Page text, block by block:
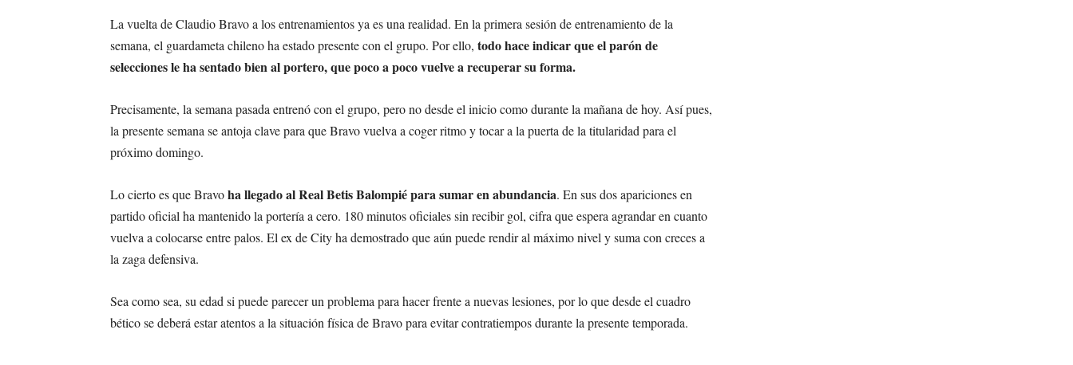
La vuelta de Claudio Bravo a los entrenamientos ya es una realidad. En la primera sesión de entrenamiento de la
semana, el guardameta chileno ha estado presente con el grupo. Por ello, todo hace indicar que el parón de
selecciones le ha sentado bien al portero, que poco a poco vuelve a recuperar su forma.
Precisamente, la semana pasada entrenó con el grupo, pero no desde el inicio como durante la mañana de hoy. Así pues,
la presente semana se antoja clave para que Bravo vuelva a coger ritmo y tocar a la puerta de la titularidad para el
próximo domingo.
Lo cierto es que Bravoha llegado al Real Betis Balompié para sumar en abundancia. En sus dos apariciones en
partido oficial ha mantenido la portería a cero. 180 minutos oficiales sin recibir gol, cifra que espera agrandar en cuanto
vuelva a colocarse entre palos. El ex de City ha demostrado que aún puede rendir al máximo nivel y suma con creces a
la zaga defensiva.
Sea como sea, su edad si puede parecer un problema para hacer frente a nuevas lesiones, por lo que desde el cuadro
bético se deberá estar atentos a la situación física de Bravo para evitar contratiempos durante la presente temporada.